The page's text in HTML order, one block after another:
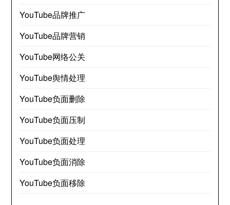
YouTube品牌推广
YouTube品牌营销
YouTube网络公关
YouTube舆情处理
YouTube负面删除
YouTube负面压制
YouTube负面处理
YouTube负面消除
YouTube负面移除